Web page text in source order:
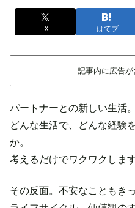
X はてブ
記事内に広告が
パートナーとの新しい生活。
どんな生活で、どんな経験
か。
考えるだけでワクワクしま
その反面。不安なこともき